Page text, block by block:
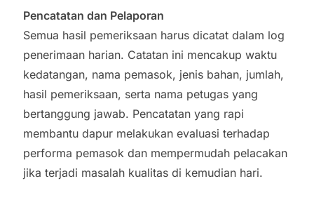
Pencatatan dan Pelaporan
Semua hasil pemeriksaan harus dicatat dalam log
penerimaan harian. Catatan ini mencakup waktu
kedatangan, nama pemasok, jenis bahan, jumlah,
hasil pemeriksaan, serta nama petugas yang
bertanggung jawab. Pencatatan yang rapi
membantu dapur melakukan evaluasi terhadap
performa pemasok dan mempermudah pelacakan
jika terjadi masalah kualitas di kemudian hari.